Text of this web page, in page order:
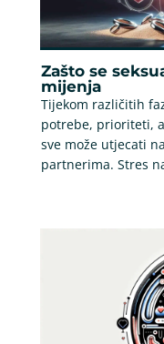
Zašto se
mijenja
Tijekom različitih
potrebe, prioriteti,
sve može utjecati
partnerima. Stres